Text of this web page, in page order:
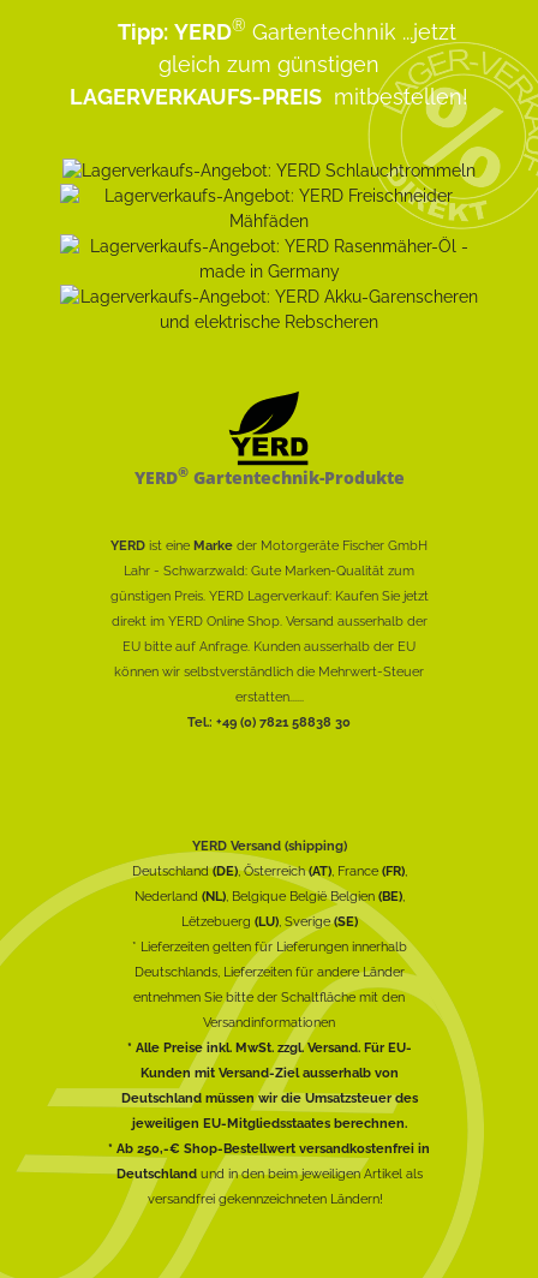
Tipp: YERD® Gartentechnik ...jetzt
gleich zum günstigen
LAGERVERKAUFS-PREIS mitbestellen!
YERD®Gartentechnik-Produkte
YERD ist eine Marke der Motorgeräte Fischer GmbH
Lahr - Schwarzwald: Gute Marken-Qualität zum
günstigen Preis. YERD Lagerverkauf: Kaufen Sie jetzt
direkt im YERD Online Shop. Versand ausserhalb der
EU bitte auf Anfrage. Kunden ausserhalb der EU
können wir selbstverständlich die Mehrwert-Steuer
erstatten......
Tel.: +49 (0) 7821 58838 30
YERD Versand (shipping)
Deutschland(DE), Österreich(AT), France (FR),
Nederland (NL), Belgique België Belgien (BE),
Lëtzebuerg (LU), Sverige(SE)
* Lieferzeiten gelten für Lieferungen innerhalb
Deutschlands, Lieferzeiten für andere Länder
entnehmen Sie bitte der Schaltfläche mit den
Versandinformationen
* Alle Preise inkl. MwSt. zzgl. Versand. Für EU-
Kunden mit Versand-Ziel ausserhalb von
Deutschland müssen wir die Umsatzsteuer des
jeweiligen EU-Mitgliedsstaates berechnen.
* Ab 250,-€ Shop-Bestellwert versandkostenfrei in
Deutschlandund in den beim jeweiligen Artikel als
versandfrei gekennzeichneten Ländern!